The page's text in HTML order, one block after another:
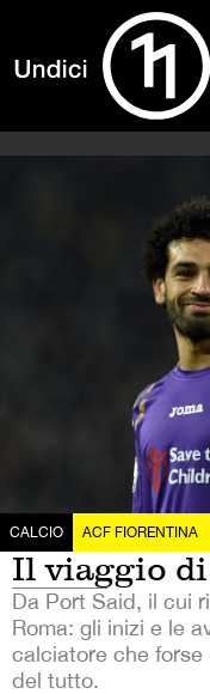
CALCIO ACF FIORENTINA
Il viaggio
Da Port Said, il cui
Roma: gli inizi e le
calciatore che
del tutto.